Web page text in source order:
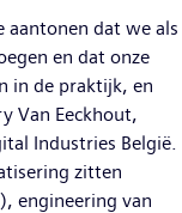
aantonen dat we als
en dat onze
in de praktijk, en
Van Eeckhout,
Industries België.
zitten
engineering van